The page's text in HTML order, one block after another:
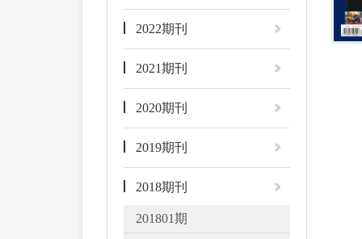
2022期刊
2021期刊
2020期刊
2019期刊
2018期刊
201801期